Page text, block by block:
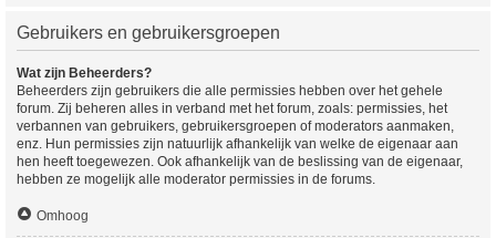
Gebruikers en gebruikersgroepen
Wat zijn Beheerders?
Beheerders zijn gebruikers die alle permissies hebben over het gehele
forum. Zij beheren alles in verband met het forum, zoals: permissies, het
verbannen van gebruikers, gebruikersgroepen of moderators aanmaken,
enz. Hun permissies zijn natuurlijk afhankelijk van welke de eigenaar aan
hen heeft toegewezen. Ook afhankelijk van de beslissing van de eigenaar,
hebben ze mogelijk alle moderator permissies in de forums.
Omhoog